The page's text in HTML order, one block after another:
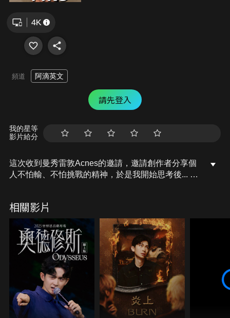
頻道 阿滴英文
請先登入
我的星等
影片給分
這次收到曼秀雷敦Acnes的邀請，邀請創作者分享個
人不怕輸、不怕挑戰的精神，於是我開始思考後... 我
一個生日禮物是「更健康的身體」。去找了教練，還
拍了影片，也承諾會繼續練習。結果因為姿勢不正確
腰受了傷，連走個路都會痛，我的健身計畫就不疾而
終了…
今年2021，我克服腰傷、也不再找藉口！找到了離家
近的健身房堅持一周五練，為了更健康更理想的體態
～雖然辛苦、進步緩慢，也還是專注在設下的目標
上，不怕輸不輕易放棄。這支影片紀錄的是這兩個月
來的歷程以及成果，來看看我是怎麼面對挫折、克服
相關影片